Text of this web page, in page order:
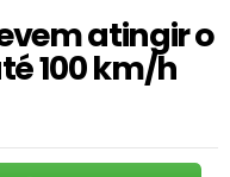
atingir o
100 km/h